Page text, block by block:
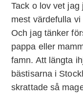
Tack o lov vet
mest värdefulla
Och jag tänker
pappa eller
famn. Att längta
bästisarna i
skrattade så